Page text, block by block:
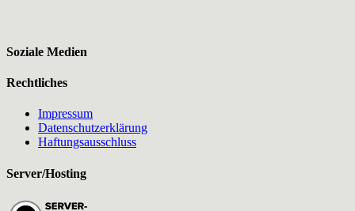
Soziale Medien
Rechtliches
Impressum
Datenschutzerklärung
Haftungsausschluss
Server/Hosting